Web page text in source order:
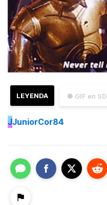
● GIF en SD
LEYENDA
JJuniorCor84